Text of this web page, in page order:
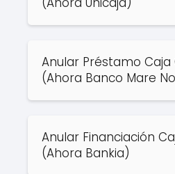
Anular Préstamo Caja
(Ahora Banco Mare
Anular Financiación
(Ahora Bankia)